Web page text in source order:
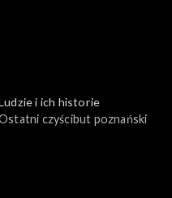
i ich historie
czyścibut poznański